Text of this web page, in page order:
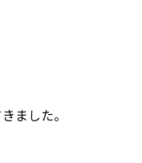
ました。